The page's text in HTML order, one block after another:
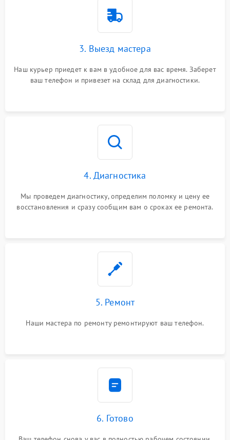
3. Выезд мастера
Наш курьер приедет к вам в удобное для вас время. Заберет
ваш телефон и привезет на склад для диагностики.
4. Диагностика
Мы проведем диагностику, определим поломку и цену ее
восстановления и сразу сообщим вам о сроках ее ремонта.
5. Ремонт
Наши мастера по ремонту ремонтируют ваш телефон.
6. Готово